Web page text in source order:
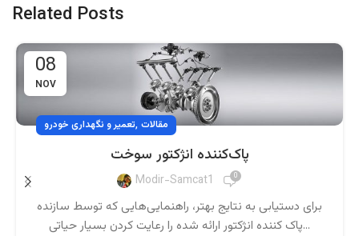
Related Posts
08
NOV
تعمیر و نگهداری خودرو, مقالات
پاک‌کننده انژکتور سوخت
Modir-Samcat1 0
برای دستیابی به نتایج بهتر، راهنمایی‌هایی که توسط سازنده
پاک کننده انژکتور ارائه شده را رعایت کردن بسیار حیاتی...